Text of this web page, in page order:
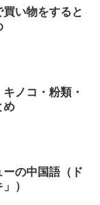
買い物をすると
ノコ・粉類・
め
ーの中国語（ド
）